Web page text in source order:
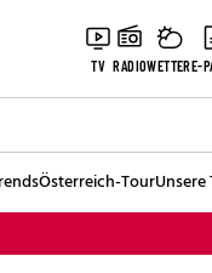
TV RADIOWETTERE-
Österreich-TourUnsere